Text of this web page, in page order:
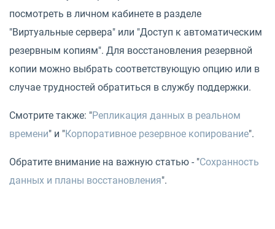
посмотреть в личном кабинете в разделе
"Виртуальные сервера" или "Доступ к автоматическим
резервным копиям". Для восстановления резервной
копии можно выбрать соответствующую опцию или в
случае трудностей обратиться в службу поддержки.
Смотрите также: "Репликация данных в реальном
времени" и "Корпоративное резервное копирование".
Обратите внимание на важную статью - "Сохранность
данных и планы восстановления".